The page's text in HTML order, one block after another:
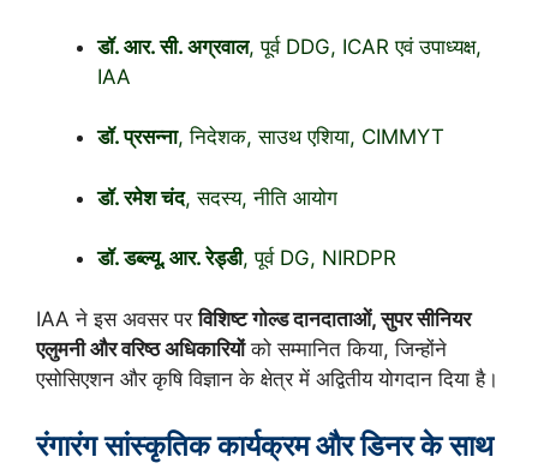
डॉ. आर. सी. अग्रवाल, पूर्व DDG, ICAR एवं उपाध्यक्ष,
IAA
डॉ. प्रसन्ना, निदेशक, साउथ एशिया, CIMMYT
डॉ. रमेश चंद, सदस्य, नीति आयोग
डॉ. डब्ल्यू. आर. रेड्डी, पूर्व DG, NIRDPR
IAA ने इस अवसर परविशिष्ट गोल्ड दानदाताओं, सुपर सीनियर
एलुमनी और वरिष्ठ अधिकारियोंको सम्मानित किया, जिन्होंने
एसोसिएशन और कृषि विज्ञान के क्षेत्र में अद्वितीय योगदान दिया है।
रंगारंग सांस्कृतिक कार्यक्रम और डिनर के साथ